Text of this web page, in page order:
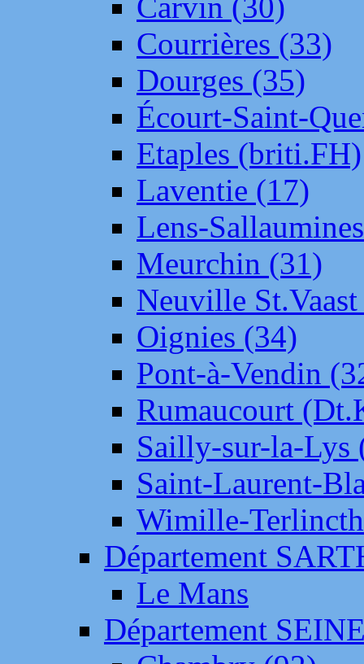
Courrières (33)
Dourges (35)
Écourt-Saint-
Etaples (briti.FH)
Laventie (17)
Lens-
Meurchin (31)
Neuville
Oignies (34)
Pont-à-Vendin
Rumaucourt
Sailly-sur-la-Lys
Saint-Laurent-
Wimille-
Département
Le Mans
Département